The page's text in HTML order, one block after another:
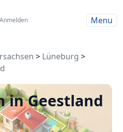
Anmelden Menu
> Lüneburg >
in Geestland